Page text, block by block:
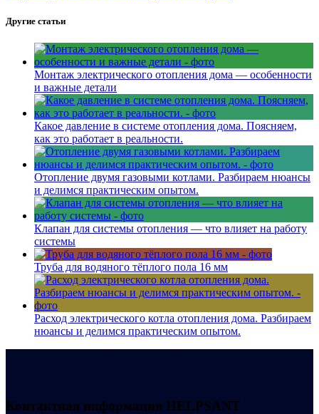
Другие статьи
Монтаж электрического отопления дома — особенности
и важные детали
Какое давление в системе отопления дома. Поясняем,
как это работает в реальности.
Отопление двумя газовыми котлами. Разбираем нюансы
и делимся практическим опытом.
Клапан для системы отопления — что влияет на работу
системы
Труба для водяного тёплого пола 16 мм
Расход электрического котла отопления дома. Разбираем
нюансы и делимся практическим опытом.
Контактная информация HELPSANT